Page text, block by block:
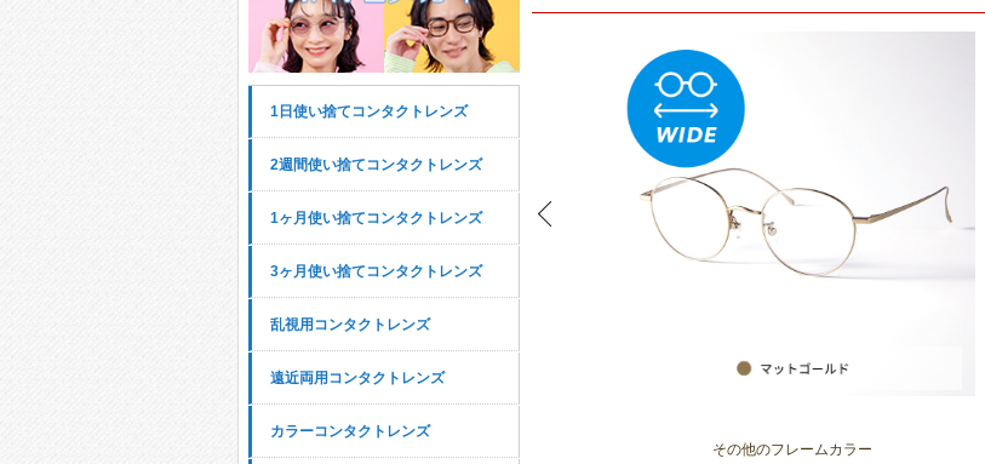
1日使い捨てコンタクトレンズ
2週間使い捨てコンタクトレンズ
1ヶ月使い捨てコンタクトレンズ
3ヶ月使い捨てコンタクトレンズ
乱視用コンタクトレンズ
遠近両用コンタクトレンズ
カラーコンタクトレンズ
その他のフレームカラー